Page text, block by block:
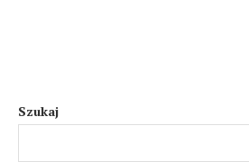
Szukaj